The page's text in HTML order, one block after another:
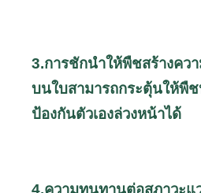
3.การชักนำให้พืชสร้างคว
บนใบสามารถกระตุ้นให้พืช
ป้องกันตัวเองล่วงหน้าได้
4.ความทนทานต่อสภาวะแ